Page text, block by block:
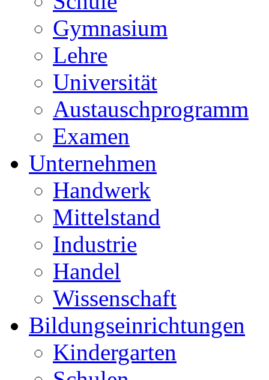
Gymnasium
Lehre
Universität
Austauschprogramm
Examen
Unternehmen
Handwerk
Mittelstand
Industrie
Handel
Wissenschaft
Bildungseinrichtungen
Kindergarten